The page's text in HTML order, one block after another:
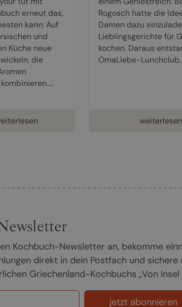
erneut das,
kann: Auf
und
Küche neue
die
Rogosch hatte die
Damen dazu
Lieblingsgerichte für
kochen. Daraus
OmaLiebe-Lunchclub.
weiterlesen
Kochbuch-Newsletter an, bekomme
direkt in dein Postfach und sichere
Griechenland-Kochbuchs „Von Insel
jetzt abonnieren